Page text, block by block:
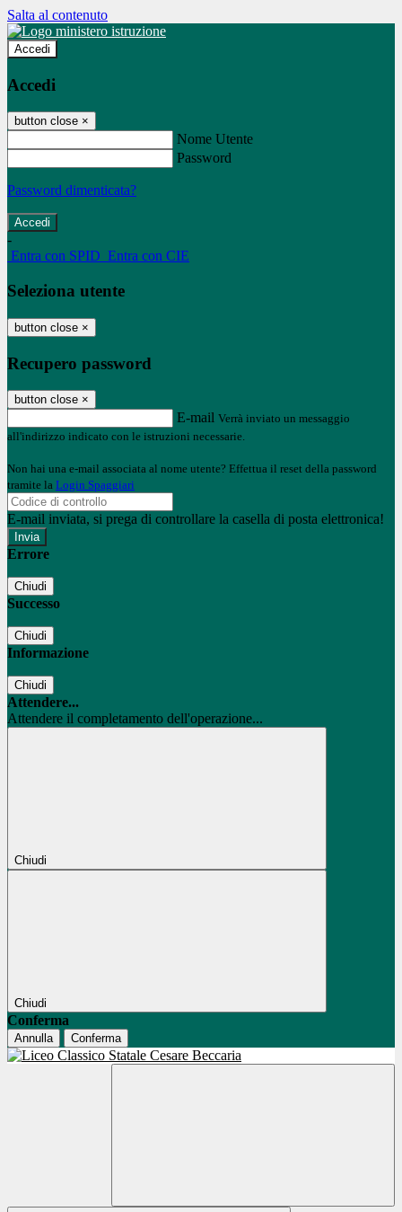
Salta al contenuto
Accedi
Accedi
button close ×
Nome Utente
Password
Password dimenticata?
-
Entra con SPID Entra con CIE
Seleziona utente
button close ×
Recupero password
button close ×
E-mail Verrà inviato un messaggio
all'indirizzo indicato con le istruzioni necessarie.
Non hai una e-mail associata al nome utente? Effettua il reset della password
tramite la Login Spaggiari
E-mail inviata, si prega di controllare la casella di posta elettronica!
Errore
Chiudi
Successo
Chiudi
Informazione
Chiudi
Attendere...
Attendere il completamento dell'operazione...
Chiudi
Chiudi
Conferma
Annulla Conferma